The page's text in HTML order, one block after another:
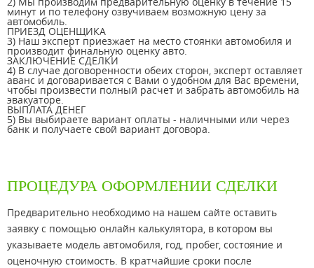
минут и по телефону озвучиваем возможную цену за
автомобиль.
ПРИЕЗД ОЦЕНЩИКА
3) Наш эксперт приезжает на место стоянки автомобиля и
производит финальную оценку авто.
ЗАКЛЮЧЕНИЕ СДЕЛКИ
4) В случае договоренности обеих сторон, эксперт оставляет
аванс и договаривается с Вами о удобном для Вас времени,
чтобы произвести полный расчет и забрать автомобиль на
эвакуаторе.
ВЫПЛАТА ДЕНЕГ
5) Вы выбираете вариант оплаты - наличными или через
банк и получаете свой вариант договора.
ПРОЦЕДУРА ОФОРМЛЕНИИ СДЕЛКИ
Предварительно необходимо на нашем сайте оставить
заявку с помощью онлайн калькулятора, в котором вы
указываете модель автомобиля, год, пробег, состояние и
оценочную стоимость. В кратчайшие сроки после